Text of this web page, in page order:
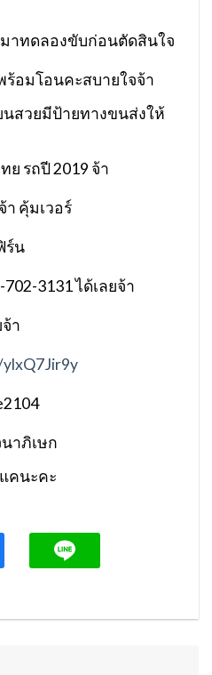
าทดลองขับก่อนตัดสินใจ
ร้อมโอนคะสบายใจจ้า
นสวยมีป้ายทางขนส่งให้
ย รถปี 2019 จ้า
า คุ้มเวอร์
ร์น
3131 ได้เลยจ้า
า
าภิเษก
คนะคะ